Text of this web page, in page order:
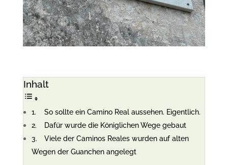
Inhalt
So sollte ein Camino Real aussehen. Eigentlich.
Dafür wurde die Königlichen Wege gebaut
Viele der Caminos Reales wurden auf alten
Wegen der Guanchen angelegt